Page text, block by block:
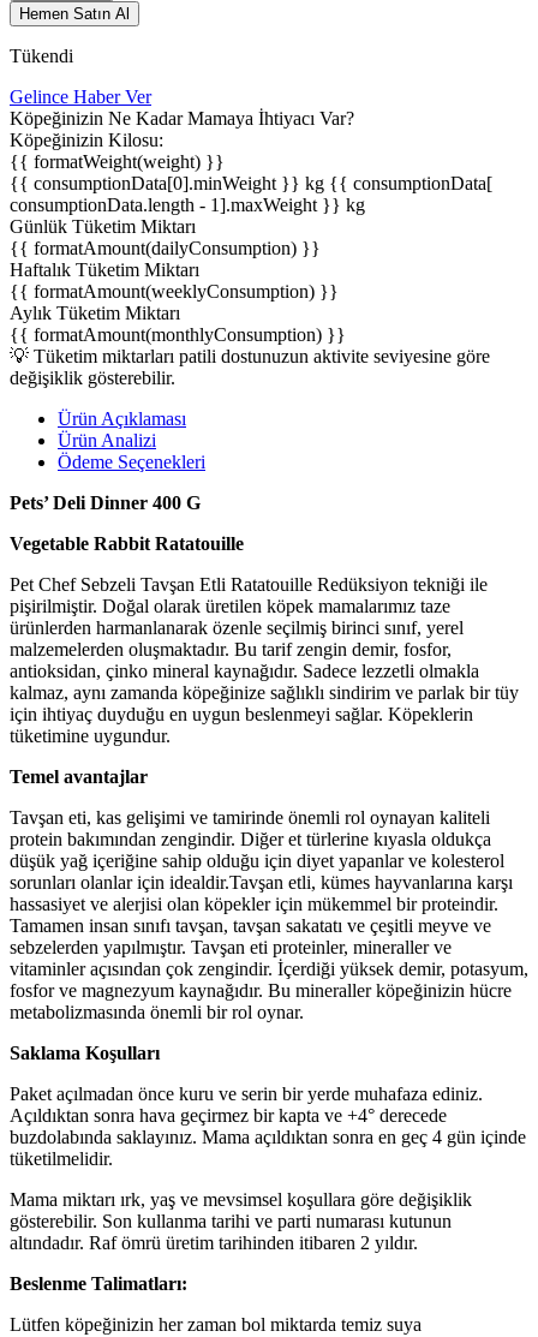
Hemen Satın Al
Tükendi
Gelince Haber Ver
Köpeğinizin Ne Kadar Mamaya İhtiyacı Var?
Köpeğinizin Kilosu:
{{ formatWeight(weight) }}
{{ consumptionData[0].minWeight }} kg {{ consumptionData[
consumptionData.length - 1].maxWeight }} kg
Günlük Tüketim Miktarı
{{ formatAmount(dailyConsumption) }}
Haftalık Tüketim Miktarı
{{ formatAmount(weeklyConsumption) }}
Aylık Tüketim Miktarı
{{ formatAmount(monthlyConsumption) }}
💡 Tüketim miktarları patili dostunuzun aktivite seviyesine göre
değişiklik gösterebilir.
Ürün Açıklaması
Ürün Analizi
Ödeme Seçenekleri
Pets’ Deli Dinner 400 G
Vegetable Rabbit Ratatouille
Pet Chef Sebzeli Tavşan Etli Ratatouille Redüksiyon tekniği ile
pişirilmiştir. Doğal olarak üretilen köpek mamalarımız taze
ürünlerden harmanlanarak özenle seçilmiş birinci sınıf, yerel
malzemelerden oluşmaktadır. Bu tarif zengin demir, fosfor,
antioksidan, çinko mineral kaynağıdır. Sadece lezzetli olmakla
kalmaz, aynı zamanda köpeğinize sağlıklı sindirim ve parlak bir tüy
için ihtiyaç duyduğu en uygun beslenmeyi sağlar. Köpeklerin
tüketimine uygundur.
Temel avantajlar
Tavşan eti, kas gelişimi ve tamirinde önemli rol oynayan kaliteli
protein bakımından zengindir. Diğer et türlerine kıyasla oldukça
düşük yağ içeriğine sahip olduğu için diyet yapanlar ve kolesterol
sorunları olanlar için idealdir.Tavşan etli, kümes hayvanlarına karşı
hassasiyet ve alerjisi olan köpekler için mükemmel bir proteindir.
Tamamen insan sınıfı tavşan, tavşan sakatatı ve çeşitli meyve ve
sebzelerden yapılmıştır. Tavşan eti proteinler, mineraller ve
vitaminler açısından çok zengindir. İçerdiği yüksek demir, potasyum,
fosfor ve magnezyum kaynağıdır. Bu mineraller köpeğinizin hücre
metabolizmasında önemli bir rol oynar.
Saklama Koşulları
Paket açılmadan önce kuru ve serin bir yerde muhafaza ediniz.
Açıldıktan sonra hava geçirmez bir kapta ve +4° derecede
buzdolabında saklayınız. Mama açıldıktan sonra en geç 4 gün içinde
tüketilmelidir.
Mama miktarı ırk, yaş ve mevsimsel koşullara göre değişiklik
gösterebilir. Son kullanma tarihi ve parti numarası kutunun
altındadır. Raf ömrü üretim tarihinden itibaren 2 yıldır.
Beslenme Talimatları:
Lütfen köpeğinizin her zaman bol miktarda temiz suya